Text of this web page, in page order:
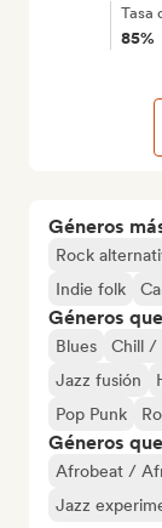
Géneros
Rock
Indie folk
Géneros
Blues Chill /
Jazz fusión
Pop Punk
Géneros
Afrobeat /
Jazz
Tasa
85%